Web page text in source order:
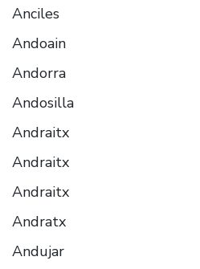
Anciles
Andoain
Andorra
Andosilla
Andraitx
Andraitx
Andraitx
Andratx
Andujar